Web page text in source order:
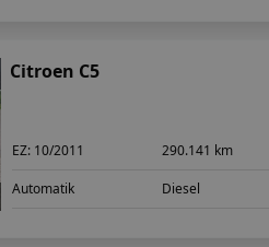
Citroen C5
EZ: 10/2011 290.141 km
Automatik Diesel